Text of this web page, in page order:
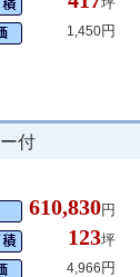
1,450円
付
610,830円
123坪
4,966 円